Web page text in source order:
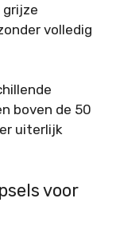
volledig
boven de 50
uiterlijk
voor